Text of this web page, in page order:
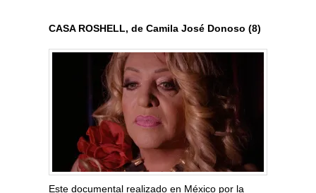
CASA ROSHELL, de Camila José Donoso (8)
Este documental realizado en México por la